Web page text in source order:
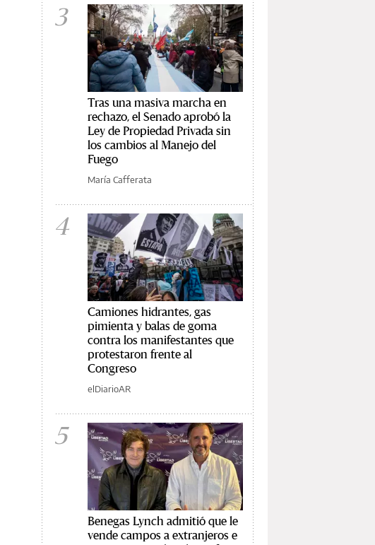
3
Tras una masiva marcha en
rechazo, el Senado aprobó la
Ley de Propiedad Privada sin
los cambios al Manejo del
Fuego
María Cafferata
4
Camiones hidrantes, gas
pimienta y balas de goma
contra los manifestantes que
protestaron frente al
Congreso
elDiarioAR
5
Benegas Lynch admitió que le
vende campos a extranjeros e